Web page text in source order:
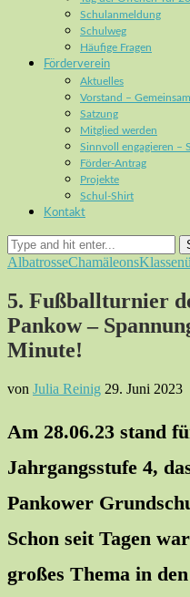
Schulanmeldung
Schulweg
Häufige Fragen
Förderverein
Aktuelles
Vorstand –
Satzung
Mitglied werden
Sinnvoll engagieren –
Förder-Antrag
Projekte
Schul-Shirt
Kontakt
AlbatrosseChamäleons
5. Fußballturnier
Pankow –
Minute!
von Julia Reinig 29. Juni 2023
Am 28.06.23 stand
Jahrgangsstufe 4,
Pankower
Schon seit Tagen
großes Thema in